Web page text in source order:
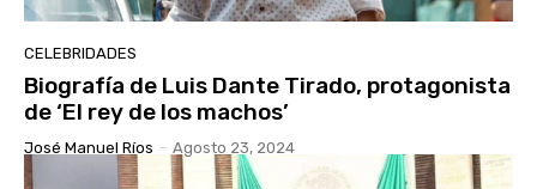
CELEBRIDADES
Biografía de Luis Dante Tirado, protagonista
de ‘El rey de los machos’
José Manuel Ríos - Agosto 23, 2024